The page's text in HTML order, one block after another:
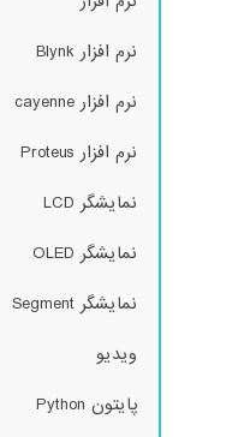
نرم افزار Blynk
نرم افزار cayenne
نرم افزار Proteus
نمایشگر LCD
نمایشگر OLED
نمایشگر Segment
ویدیو
پایتون Python